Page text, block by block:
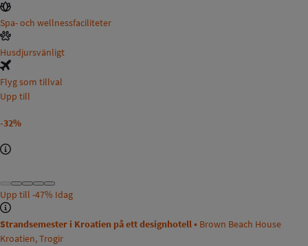
Spa- och wellnessfaciliteter
Husdjursvänligt
Flyg som tillval
Upp till
-32%
Upp till -47% Idag
Strandsemester i Kroatien på ett designhotell • Brown Beach House
Kroatien, Trogir